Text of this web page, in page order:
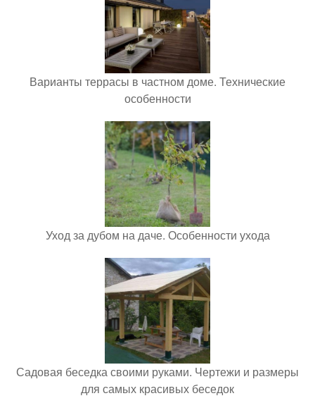
Варианты террасы в частном доме. Технические
особенности
Уход за дубом на даче. Особенности ухода
Садовая беседка своими руками. Чертежи и размеры
для самых красивых беседок